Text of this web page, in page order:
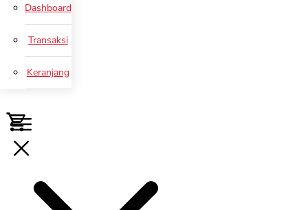
Dashboard
Transaksi
Keranjang